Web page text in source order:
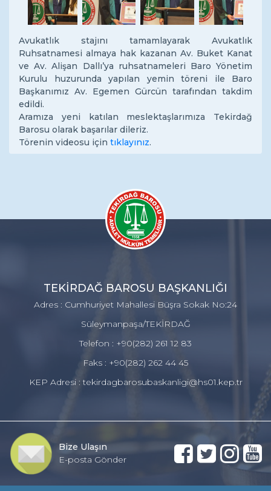
Avukatlık stajını tamamlayarak Avukatlık
Ruhsatnamesi almaya hak kazanan Av. Buket Kanat
ve Av. Alişan Dallı’ya ruhsatnameleri Baro Yönetim
Kurulu huzurunda yapılan yemin töreni ile Baro
Başkanımız Av. Egemen Gürcün tarafından takdim
edildi.
Aramıza yeni katılan meslektaşlarımıza Tekirdağ
Barosu olarak başarılar dileriz.
Törenin videosu için tıklayınız.
TEKİRDAĞ BAROSU BAŞKANLIĞI
Adres : Cumhuriyet Mahallesi Büşra Sokak No:24
Süleymanpaşa/TEKİRDAĞ
Telefon : +90(282) 261 12 83
Faks : +90(282) 262 44 45
KEP Adresi : tekirdagbarosubaskanligi@hs01.kep.tr
Bize Ulaşın
E-posta Gönder